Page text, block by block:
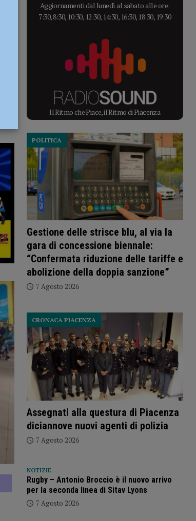
Aggiornamenti dal lunedì al sabato alle ore:
7:30, 8:30, 10:30, 12:30, 14:30, 16:30, 18:30, 19:30
Il Ritmo che Piace, il Ritmo di Piacenza
Gestione delle strisce blu, al via la
gara di concessione biennale:
“Confermata riduzione delle tariffe e
abolizione della doppia sanzione”
POLITICA
7 Agosto 2026
Assegnati alla questura di Piacenza
diciannove nuovi agenti di polizia
CRONACA PIACENZA
7 Agosto 2026
NOTIZIE
Rugby – Antonio Broccio è il nuovo arrivo
per la seconda linea di Sitav Lyons
7 Agosto 2026